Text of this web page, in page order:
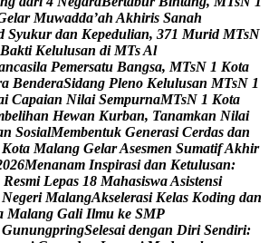
elar Muwadda’ah Akhiris Sanah
Syukur dan Kepedulian, 371 Murid MTsN
Bakti Kelulusan di MTsAl
ncasila Pemersatu Bangsa, MTsN 1 Kota
a BenderaSidang Pleno Kelulusan MTsN 1
i Capaian Nilai SempurnaMTsN 1 Kota
belihan Hewan Kurban, Tanamkan Nilai
n SosialMembentuk Generasi Cerdas dan
Kota Malang GelarAsesmen SumatifAkhir
026Menanam Inspirasi dan Ketulusan:
Resmi Lepas 18 MahasiswaAsistensi
Negeri MalangAkselerasi Kelas Koding dan
Malang Gali Ilmu ke SMP
GunungpringSelesai dengan Diri Sendiri: